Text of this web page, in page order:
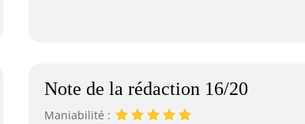
Note de la rédaction 16/20
Maniabilité :